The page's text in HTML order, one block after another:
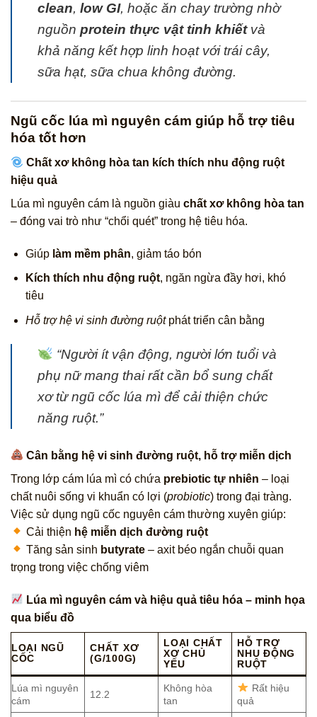
clean, low GI, hoặc ăn chay trường nhờ
nguồn protein thực vật tinh khiếtvà
khả năng kết hợp linh hoạtvới trái cây,
sữa hạt, sữa chua không đường.
Ngũ cốc lúa mì nguyên cám giúp hỗ trợ tiêu
hóa tốt hơn
Chất xơ không hòa tan kích thích nhu động ruột
hiệu quả
Lúa mì nguyên cám là nguồn giàu chất xơ không hòa tan
– đóng vai trò như “chổi quét” trong hệ tiêu hóa.
Giúp làm mềm phân, giảm táo bón
Kích thích nhu động ruột, ngăn ngừa đầy hơi, khó
tiêu
Hỗ trợ hệ vi sinh đường ruộtphát triển cân bằng
“Người ít vận động, người lớn tuổi và
phụ nữ mang thai rất cần bổ sung chất
xơ từ ngũ cốc lúa mì để cải thiện chức
năng ruột.”
Cân bằng hệ vi sinh đường ruột, hỗ trợ miễn dịch
Trong lớp cám lúa mì có chứa prebiotic tự nhiên – loại
chất nuôi sống vi khuẩn có lợi (probiotic) trong đại tràng.
Việc sử dụng ngũ cốc nguyên cám thường xuyên giúp:
Cải thiện hệ miễn dịch đường ruột
Tăng sản sinh butyrate – axit béo ngắn chuỗi quan
trọng trong việc chống viêm
Lúa mì nguyên cám và hiệu quả tiêu hóa – minh họa
qua biểu đồ
LOẠI NGŨ
CỐC
CHẤT XƠ
(G/100G)
LOẠI CHẤT
XƠ CHỦ
YẾU
HỖ TRỢ
NHU ĐỘNG
RUỘT
Lúa mì nguyên
cám
12.2
Không hòa
tan
Rất hiệu
quả